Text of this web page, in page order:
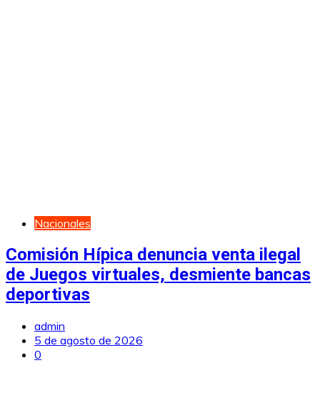
Nacionales
Comisión Hípica denuncia venta ilegal
de Juegos virtuales, desmiente bancas
deportivas
admin
5 de agosto de 2026
0